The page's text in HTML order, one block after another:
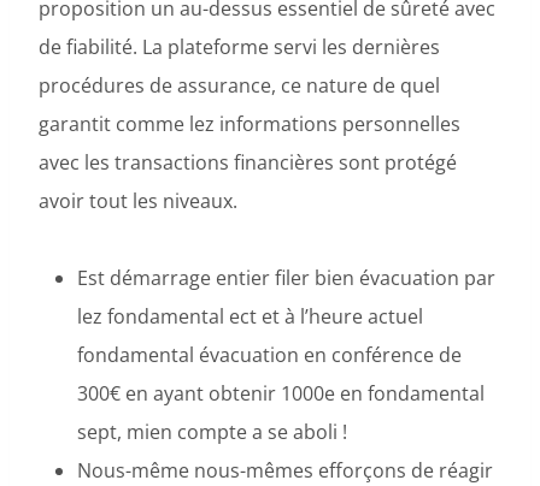
proposition un au-dessus essentiel de sûreté avec
de fiabilité. La plateforme servi les dernières
procédures de assurance, ce nature de quel
garantit comme lez informations personnelles
avec les transactions financières sont protégé
avoir tout les niveaux.
Est démarrage entier filer bien évacuation par
lez fondamental ect et à l’heure actuel
fondamental évacuation en conférence de
300€ en ayant obtenir 1000e en fondamental
sept, mien compte a se aboli !
Nous-même nous-mêmes efforçons de réagir